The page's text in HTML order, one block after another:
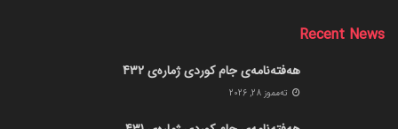
Recent News
هەفتەنامەی جام کوردی ژمارەی 432
ته‌مموز 28, 2026